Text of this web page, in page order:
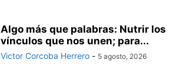
Algo más que palabras: Nutrir los
vínculos que nos unen; para...
Victor Corcoba Herrero - 5 agosto, 2026